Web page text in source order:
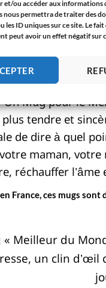
et/ou accéder aux informations
nous permettra de traiter des
les ID uniques sur ce site. Le
peut avoir un effet négatif
Belle-Mère du Monde
Original Anniversaire
de Remerciement pour Belle-
Un Mug pour le
plus tendre et
de dire à quel
maman,
réchauffer
France, ces mugs
Meilleur du
un clin